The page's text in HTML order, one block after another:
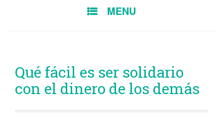
MENU
Qué fácil es ser solidario
con el dinero de los demás